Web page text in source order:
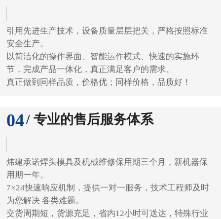
引用先进生产技术，设备质量层层把关，严格按照标准
安全生产。
以简洁化的操作界面、智能运作模式、快速的实施环
节，完成产品一体化，真正满足客户的需求。
真正做到同样品质，价格优；同样价格，品质好！
04/ 专业的售后服务体系
炜建承诺焊头模具及机械维修保用期三个月，新机器保
用期一年。
7×24快速响应机制，提供一对一服务，技术工程师及时
为您解决 各类难题。
交货周期短，货源充足，省内12小时可送达，特殊行业